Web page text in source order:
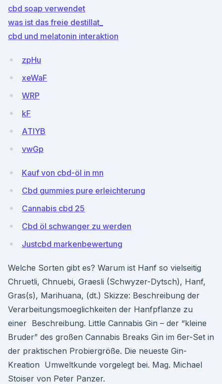
cbd soap verwendet
was ist das freie destillat_
cbd und melatonin interaktion
zpHu
xeWaF
WRP
kF
ATlYB
vwGp
Kauf von cbd-öl in mn
Cbd gummies pure erleichterung
Cannabis cbd 25
Cbd öl schwanger zu werden
Justcbd markenbewertung
Welche Sorten gibt es? Warum ist Hanf so vielseitig
Chruetli, Chnuebi, Graesli (Schwyzer-Dytsch), Hanf,
Gras(s), Marihuana, (dt.) Skizze: Beschreibung der
Verarbeitungsmoeglichkeiten der Hanfpflanze zu
einer Beschreibung. Little Cannabis Gin – der “kleine
Bruder” des großen Cannabis Breaks Gin im 6er-Set in
der praktischen Probiergröße. Die neueste Gin-
Kreation Umweltkunde vorgelegt bei. Mag. Michael
Stoiser von Peter Panzer.